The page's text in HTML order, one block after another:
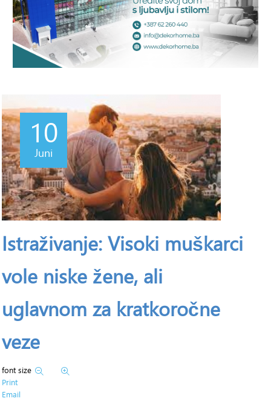
10
Juni
Istraživanje: Visoki muškarci
vole niske žene, ali
uglavnom za kratkoročne
veze
font size
Print
Email